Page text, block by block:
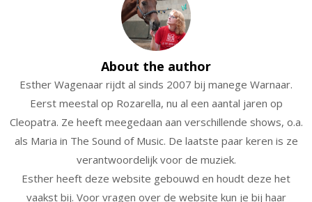
About the author
Esther Wagenaar rijdt al sinds 2007 bij manege Warnaar.
Eerst meestal op Rozarella, nu al een aantal jaren op
Cleopatra. Ze heeft meegedaan aan verschillende shows, o.a.
als Maria in The Sound of Music. De laatste paar keren is ze
verantwoordelijk voor de muziek.
Esther heeft deze website gebouwd en houdt deze het
vaakst bij. Voor vragen over de website kun je bij haar